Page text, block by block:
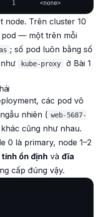
node. Trên cluster 10
pod — một trên mỗi
; số pod luôn bằng số
kube-proxy
ở Bài 1
các pod vô
nhiên ( web-5687-
cũng như nhau.
0 là primary, node 1–2
ổn định và đĩa
cấp đúng vậy.